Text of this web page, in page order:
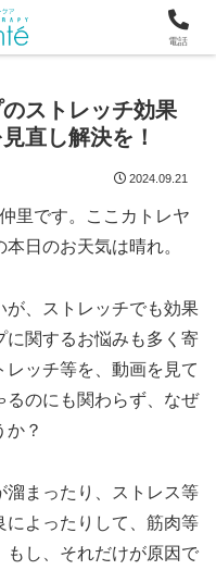
見直す横浜市関内の整体
ストレッチ効果
直し解決を！
2024.09.21
里です。ここカトレヤ
日のお天気は晴れ。
が、ストレッチでも効果
に関するお悩みも多く寄
ッチ等を、動画を見て
るのにも関わらず、なぜ
か？
溜まったり、ストレス等
によったりして、筋肉等
もし、それだけが原因で
電話